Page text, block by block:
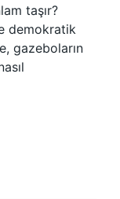
taşır?
demokratik
gazeboların